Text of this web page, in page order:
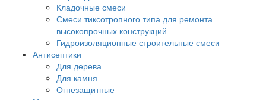
Кладочные смеси
Смеси тиксотропного типа для ремонта
высокопрочных конструкций
Гидроизоляционные строительные смеси
Антисептики
Для дерева
Для камня
Огнезащитные